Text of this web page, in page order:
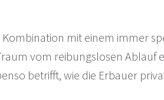
mit einem immer
vom reibungslosen Ablauf
betrifft, wie die Erbauer